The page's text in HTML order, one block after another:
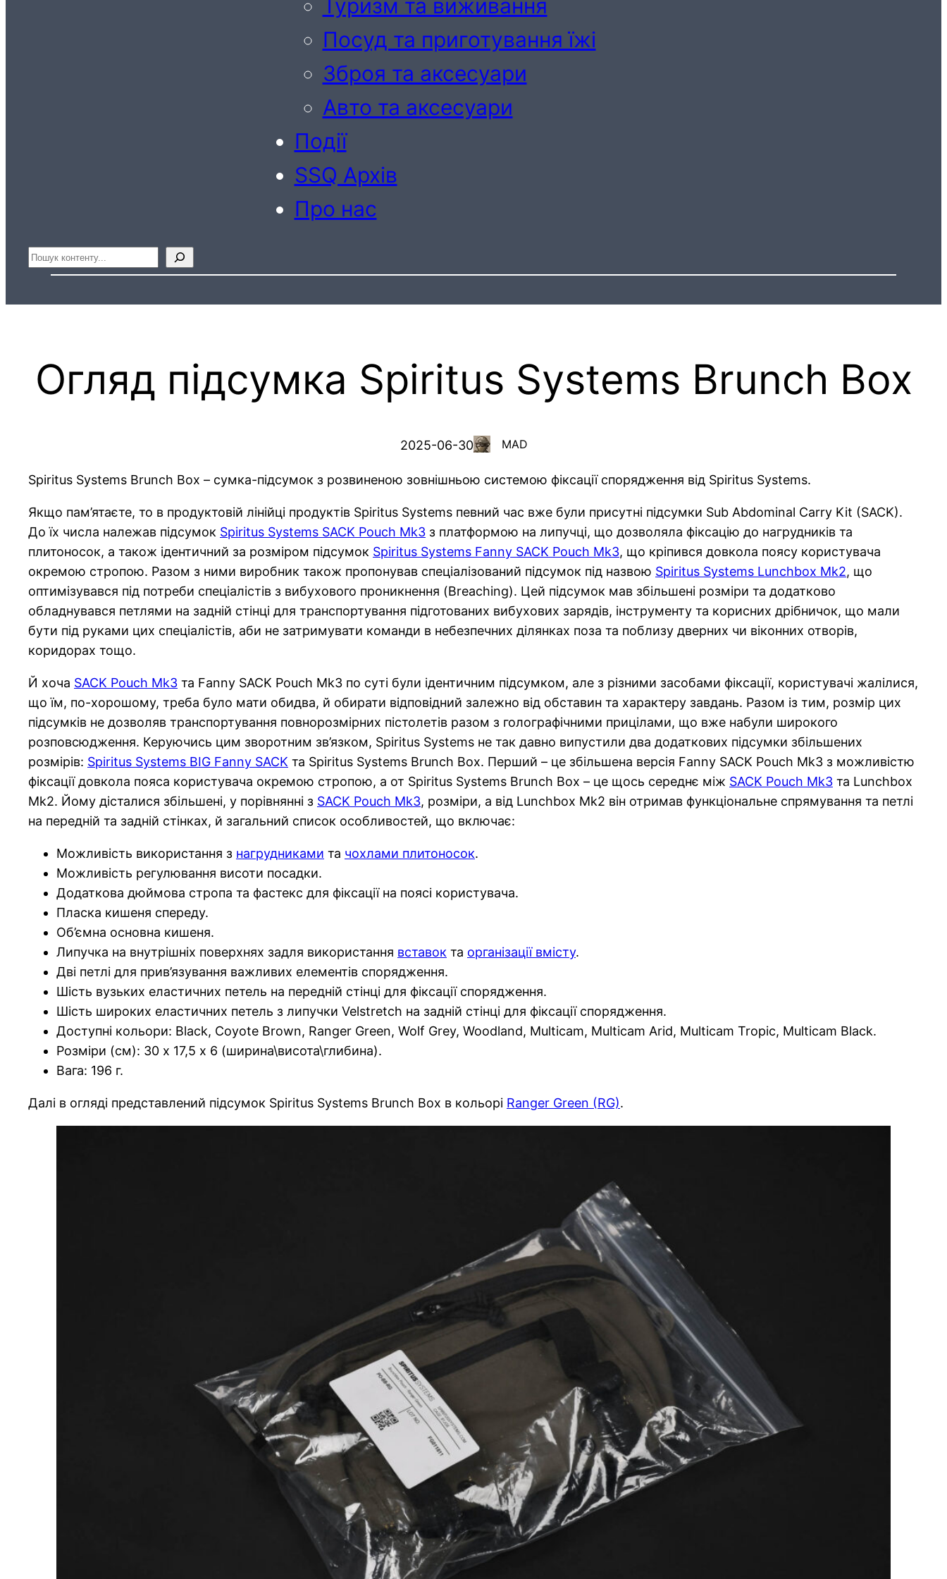
Туризм та виживання
Посуд та приготування їжі
Зброя та аксесуари
Авто та аксесуари
Події
SSQ Архів
Про нас
Пошук
Огляд підсумка Spiritus Systems Brunch Box
2025-06-30 MAD
Spiritus Systems Brunch Box – сумка-підсумок з розвиненою зовнішньою системою фіксації спорядження від Spiritus Systems.
Якщо пам’ятаєте, то в продуктовій лінійці продуктів Spiritus Systems певний час вже були присутні підсумки Sub Abdominal Carry Kit (SACK).
До їх числа належав підсумок Spiritus Systems SACK Pouch Mk3 з платформою на липучці, що дозволяла фіксацію до нагрудників та
плитоносок, а також ідентичний за розміром підсумок Spiritus Systems Fanny SACK Pouch Mk3, що кріпився довкола поясу користувача
окремою стропою. Разом з ними виробник також пропонував спеціалізований підсумок під назвою Spiritus Systems Lunchbox Mk2, що
оптимізувався під потреби спеціалістів з вибухового проникнення (Breaching). Цей підсумок мав збільшені розміри та додатково
обладнувався петлями на задній стінці для транспортування підготованих вибухових зарядів, інструменту та корисних дрібничок, що мали
бути під руками цих спеціалістів, аби не затримувати команди в небезпечних ділянках поза та поблизу дверних чи віконних отворів,
коридорах тощо.
Й хоча SACK Pouch Mk3 та Fanny SACK Pouch Mk3 по суті були ідентичним підсумком, але з різними засобами фіксації, користувачі жалілися,
що їм, по-хорошому, треба було мати обидва, й обирати відповідний залежно від обставин та характеру завдань. Разом із тим, розмір цих
підсумків не дозволяв транспортування повнорозмірних пістолетів разом з голографічними прицілами, що вже набули широкого
розповсюдження. Керуючись цим зворотним зв’язком, Spiritus Systems не так давно випустили два додаткових підсумки збільшених
розмірів: Spiritus Systems BIG Fanny SACK та Spiritus Systems Brunch Box. Перший – це збільшена версія Fanny SACK Pouch Mk3 з можливістю
фіксації довкола пояса користувача окремою стропою, а от Spiritus Systems Brunch Box – це щось середнє між SACK Pouch Mk3 та Lunchbox
Mk2. Йому дісталися збільшені, у порівнянні з SACK Pouch Mk3, розміри, а від Lunchbox Mk2 він отримав функціональне спрямування та петлі
на передній та задній стінках, й загальний список особливостей, що включає:
Можливість використання з нагрудниками та чохлами плитоносок.
Можливість регулювання висоти посадки.
Додаткова дюймова стропа та фастекс для фіксації на поясі користувача.
Пласка кишеня спереду.
Об’ємна основна кишеня.
Липучка на внутрішніх поверхнях задля використання вставок та організації вмісту.
Дві петлі для прив’язування важливих елементів спорядження.
Шість вузьких еластичних петель на передній стінці для фіксації спорядження.
Шість широких еластичних петель з липучки Velstretch на задній стінці для фіксації спорядження.
Доступні кольори: Black, Coyote Brown, Ranger Green, Wolf Grey, Woodland, Multicam, Multicam Arid, Multicam Tropic, Multicam Black.
Розміри (см): 30 х 17,5 х 6 (ширина\висота\глибина).
Вага: 196 г.
Далі в огляді представлений підсумок Spiritus Systems Brunch Box в кольорі Ranger Green (RG).